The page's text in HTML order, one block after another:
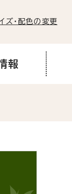
ズ・配色の変更
報